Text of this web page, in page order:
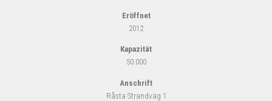
Eröffnet
2012
Kapazität
50.000
Anschrift
Råsta Strandväg 1